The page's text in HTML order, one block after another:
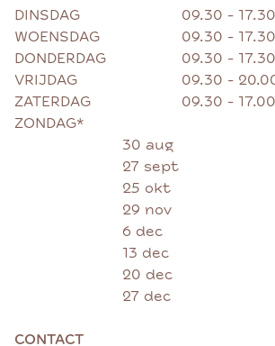
DINSDAG
09.30 -
WOENSDAG
09.30 -
DONDERDAG
09.30 -
VRIJDAG
09.30 -
ZATERDAG
09.30 -
ZONDAG*
30 aug
27 sept
25 okt
29 nov
6 dec
13 dec
20 dec
27 dec
CONTACT